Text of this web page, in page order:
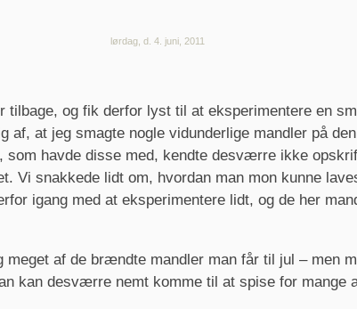
lørdag, d. 4. juni, 2011
tilbage, og fik derfor lyst til at eksperimentere en
af, at jeg smagte nogle vidunderlige mandler på
som havde disse med, kendte desværre ikke
Vi snakkede lidt om, hvordan man mon kunne
igang med at eksperimentere lidt, og de her
meget af de brændte mandler man får til jul – men
kan desværre nemt komme til at spise for mange